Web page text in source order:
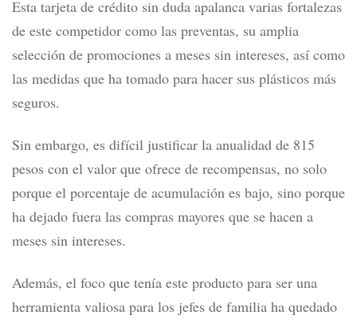
¿Te conviene la tarjeta Clásica
Banamex?
Después de conocer lo que ofrece la tarjeta Clásica
Banamex, en Kardmatch decidimos darle una calificación
Esta tarjeta de crédito sin duda apalanca varias fortalezas
de este competidor como las preventas, su amplia
selección de promociones a meses sin intereses, así como
las medidas que ha tomado para hacer sus plásticos más
Sin embargo, es difícil justificar la anualidad de 815